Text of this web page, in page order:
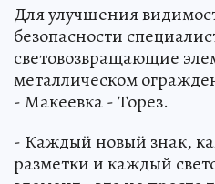
Для улучшения
безопасности
световозвращающие
металлическом
- Макеевка - Торез.
- Каждый новый знак,
разметки и каждый